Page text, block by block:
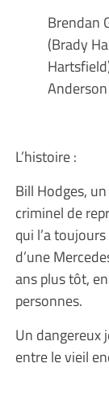
Brendan
(Brady
L’histoire :
Bill Hodges,
criminel de
qui l’a
d’une
ans plus tôt,
personnes.
Un dangereux
entre le vieil